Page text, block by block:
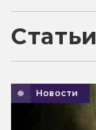
Статьи
Новости